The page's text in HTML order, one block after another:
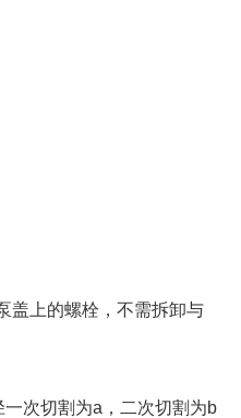
盖上的螺栓，不需拆卸与
次切割为a，二次切割为b